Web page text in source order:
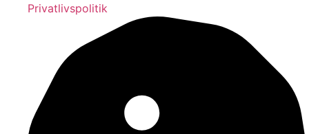
Privatlivspolitik